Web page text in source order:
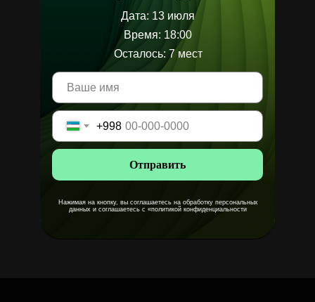
Дата: 13 июля
Время: 18:00
Осталось: 7 мест
Нажимая на кнопку, вы соглашаетесь на обработку персональных
данных и соглашаетесь с «политикой конфиденциальности
+998
Отправить
Работы выпускников
Чему мы научимся